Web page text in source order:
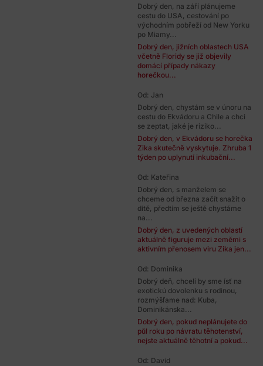
Dobrý den, na září plánujeme
cestu do USA, cestování po
východním pobřeží od New Yorku
po Miamy...
Dobrý den, jižních oblastech USA
včetně Floridy se již objevily
domácí případy nákazy
horečkou...
Od: Jan
Dobrý den, chystám se v únoru na
cestu do Ekvádoru a Chile a chci
se zeptat, jaké je riziko...
Dobrý den, v Ekvádoru se horečka
Zika skutečně vyskytuje. Zhruba 1
týden po uplynutí inkubační...
Od: Kateřina
Dobrý den, s manželem se
chceme od března začít snažit o
dítě, předtím se ještě chystáme
na...
Dobrý den, z uvedených oblastí
aktuálně figuruje mezi zeměmi s
aktivním přenosem viru Zika jen...
Od: Dominika
Dobrý deň, chceli by sme ísť na
exotickú dovolenku s rodinou,
rozmýšľame nad: Kuba,
Dominikánska...
Dobrý den, pokud neplánujete do
půl roku po návratu těhotenství,
nejste aktuálně těhotní a pokud...
Od: David